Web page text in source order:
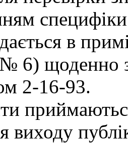
в
№ 6) щоденно
2-16-93.
виходу